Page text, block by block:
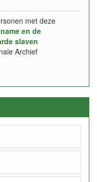
met deze
en de
slaven
Archief